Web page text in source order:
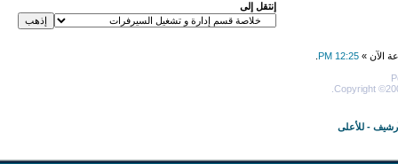
إنتقل إلى
الآن » 12:25 PM
Copyright
- للأعلى